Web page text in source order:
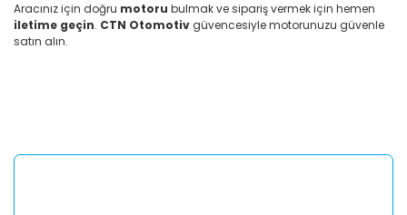
Aracınız için doğru motoru bulmak ve sipariş vermek için hemen
iletime geçin. CTN Otomotivgüvencesiyle motorunuzu güvenle
satın alın.
Yorum Yaz